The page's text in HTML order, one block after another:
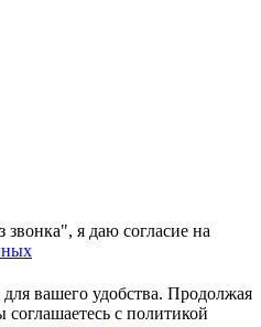
я даю согласие на
вашего удобства. Продолжая
соглашаетесь с политикой